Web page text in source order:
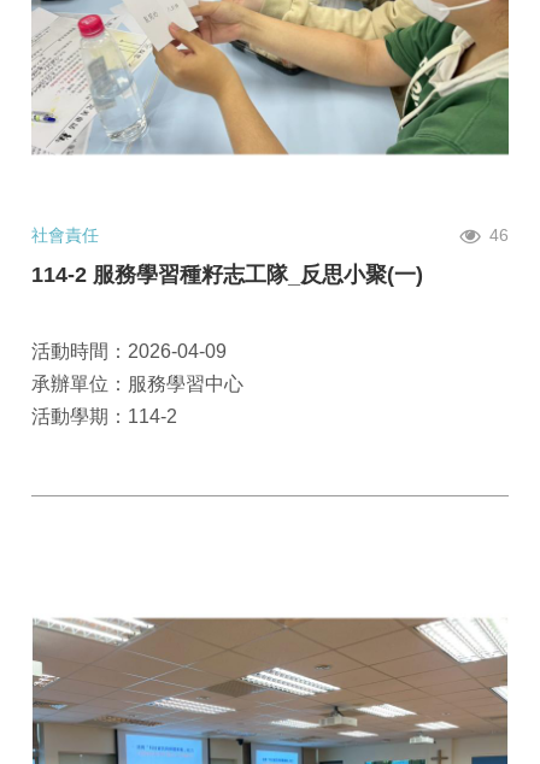
社會責任 46
114-2 服務學習種籽志工隊_反思小聚(一)
活動時間：2026-04-09
承辦單位：服務學習中心
活動學期：114-2